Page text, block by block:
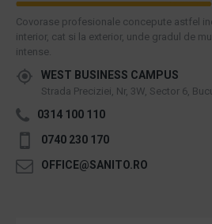
Covorase profesionale concepute astfel
interior, cat si la exterior, unde gradul de
intense.
WEST BUSINESS CAMPUS
Strada Preciziei, Nr, 3W, Sector 6,
0314 100 110
0740 230 170
OFFICE@SANITO.RO